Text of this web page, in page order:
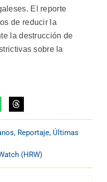
El reporte
de reducir la
la destrucción de
sobre la
, Reportaje, Últimas
(HRW)